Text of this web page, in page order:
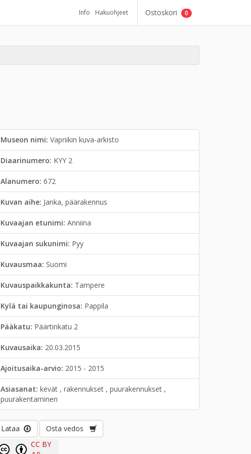
Info Hakuohjeet Ostoskori 0
Museon nimi:Vapriikin kuva-arkisto
Diaarinumero: KYY 2
Alanumero:672
Kuvan aihe: Janka, päärakennus
Kuvaajan etunimi:Anniina
Kuvaajan sukunimi: Pyy
Kuvausmaa: Suomi
Kuvauspaikkakunta: Tampere
Kylä tai kaupunginosa: Pappila
Pääkatu: Päärtinkatu 2
Kuvausaika: 20.03.2015
Ajoitusaika-arvio: 2015 - 2015
Asiasanat:kevät , rakennukset , puurakennukset ,
puurakentaminen
Lataa
Osta vedos
CC BY